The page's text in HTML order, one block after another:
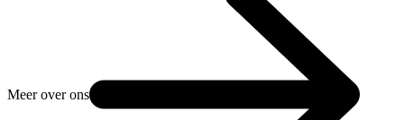
Meer over ons